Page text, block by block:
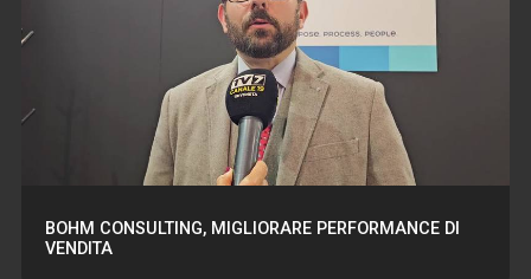
BOHM CONSULTING, MIGLIORARE PERFORMANCE DI
VENDITA